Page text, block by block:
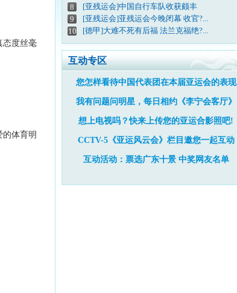
态度丝毫
体育明
8
[亚残运会]中国自行车队收获颇丰
9
[亚残运会]亚残运会今晚闭幕 收官?...
10
[德甲]大难不死有后福 法兰克福绝?...
互动专区
您怎样看待中国代表团在本届亚运会的表现
我有问题问明星，每日相约《李宁会客厅》
想上电视吗？快来上传您的亚运合影照吧!
CCTV-5《亚运风云会》栏目邀您一起互动
互动活动：票选广东十景 中奖网友名单